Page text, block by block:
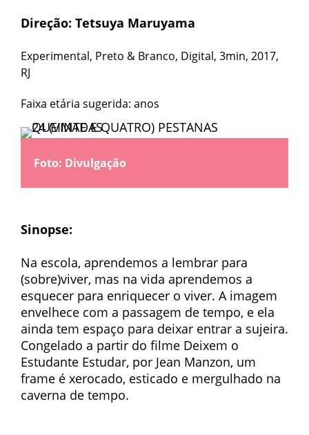
Direção: Tetsuya Maruyama
Experimental, Preto & Branco, Digital, 3min, 2017,
RJ
Faixa etária sugerida: anos
Foto: Divulgação
Sinopse:
Na escola, aprendemos a lembrar para
(sobre)viver, mas na vida aprendemos a
esquecer para enriquecer o viver. A imagem
envelhece com a passagem de tempo, e ela
ainda tem espaço para deixar entrar a sujeira.
Congelado a partir do filme Deixem o
Estudante Estudar, por Jean Manzon, um
frame é xerocado, esticado e mergulhado na
caverna de tempo.